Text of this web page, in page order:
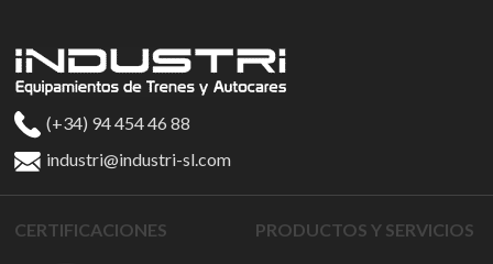
(+34) 94 454 46 88
industri@industri-sl.com
CERTIFICACIONES PRODUCTOS Y SERVICIOS